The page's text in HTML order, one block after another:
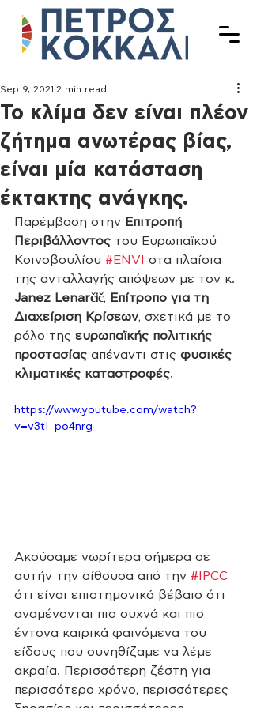
Το κλίμα δεν είναι πλέον
ζήτημα ανωτέρας βίας,
είναι μία κατάσταση
έκτακτης ανάγκης.
Sep 9, 2021 2 min read
Παρέμβαση στην Επιτροπή
Περιβάλλοντος του Ευρωπαϊκού
Κοινοβουλίου #ENVI
στα πλαίσια
της ανταλλαγής απόψεων με τον κ.
Janez Lenarčič, Επίτροπο για τη
Διαχείριση Κρίσεων, σχετικά με το
ρόλο της ευρωπαϊκής πολιτικής
προστασίας απέναντι στις φυσικές
κλιματικές καταστροφές.
https://www.youtube.com/watch?
v=v3tI_po4nrg
Ακούσαμε νωρίτερα σήμερα σε
αυτήν την αίθουσα από την #IPCC
ότι είναι επιστημονικά βέβαιο ότι
αναμένονται πιο συχνά και πιο
έντονα καιρικά φαινόμενα του
είδους που συνηθίζαμε να λέμε
ακραία. Περισσότερη ζέστη για
περισσότερο χρόνο, περισσότερες